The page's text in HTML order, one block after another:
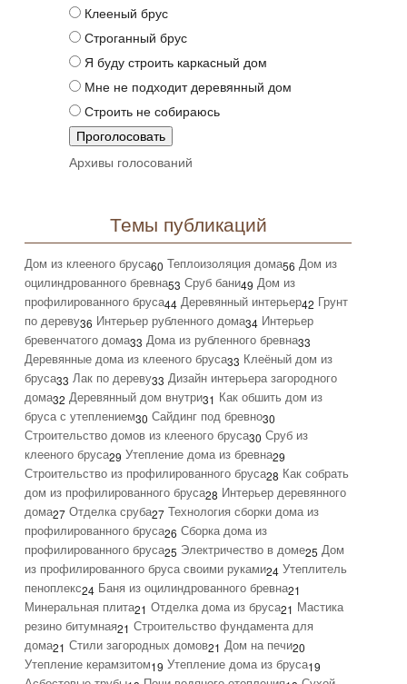
Клееный брус
Строганный брус
Я буду строить каркасный дом
Мне не подходит деревянный дом
Строить не собираюсь
Архивы голосований
Темы публикаций
Дом из клееного бруса60 Теплоизоляция дома56 Дом из
оцилиндрованного бревна53 Сруб бани49 Дом из
профилированного бруса44 Деревянный интерьер42 Грунт
по дереву36 Интерьер рубленного дома34 Интерьер
бревенчатого дома33 Дома из рубленного бревна33
Деревянные дома из клееного бруса33 Клеёный дом из
бруса33 Лак по дереву33 Дизайн интерьера загородного
дома32 Деревянный дом внутри31 Как обшить дом из
бруса с утеплением30 Сайдинг под бревно30
Строительство домов из клееного бруса30 Сруб из
клееного бруса29 Утепление дома из бревна29
Строительство из профилированного бруса28 Как собрать
дом из профилированного бруса28 Интерьер деревянного
дома27 Отделка сруба27 Технология сборки дома из
профилированного бруса26 Сборка дома из
профилированного бруса25 Электричество в доме25 Дом
из профилированного бруса своими руками24 Утеплитель
пеноплекс24 Баня из оцилиндрованного бревна21
Минеральная плита21 Отделка дома из бруса21 Мастика
резино битумная21 Строительство фундамента для
дома21 Стили загородных домов21 Дом на печи20
Утепление керамзитом19 Утепление дома из бруса19